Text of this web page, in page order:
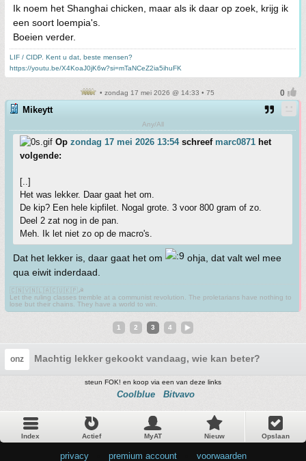
Ik noem het Shanghai chicken, maar als ik daar op zoek, krijg ik
een soort loempia's.
Boeien verder.
LIF / CIDP. Kent u dat, beste mensen?
https://youtu.be/X4KoaJ0jK6w?si=mTaNCeZ2ia5ihuFK
• zondag 17 mei 2026 @ 14:33 • 75
Mikeytt
Any/All
Op zondag 17 mei 2026 13:54schreef marc0871 het
volgende:
[..]
Het was lekker. Daar gaat het om.
De kip? Een hele kipfilet. Nogal grote. 3 voor 800 gram of zo.
Deel 2 zat nog in de pan.
Meh. Ik let niet zo op de macro's.
Dat het lekker is, daar gaat het om
ohja, dat valt wel mee
qua eiwit inderdaad.
🇨🇳🇻🇳🇱🇦🇨🇺🇰🇵☭
Let the ruling classes tremble at a communist revolution. The proletarians have nothing to
lose but their chains. They have a world to win.
1 2 3 4
onz Machtig lekker gekookt vandaag, wie kan beter?
steun FOK! en koop via een van deze links
Coolblue Bitvavo
Index Actief MyAT Nieuw Opslaan
privacy premium account voorwaarden